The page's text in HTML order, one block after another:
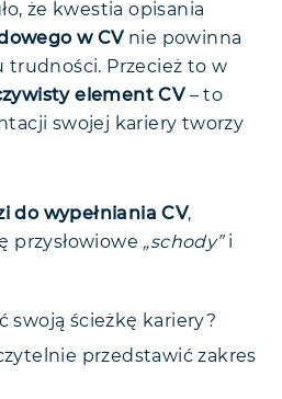
zawodowe w CV -
na danym
nazwa firmy
zawodowe w CV a
sobie z "lukami" w
zawodowym?
pracy a doświadczenie
pisać o obowiązkach
CV?
a doświadczenie
list motywacyjny?
przykładowe
doświadczenia
że kwestia opisania
w CVnie powinna
trudności. Przecież to w
element CV– to
swojej kariery tworzy
do wypełniania CV,
przysłowiowe „schody”i
swoją ścieżkę kariery?
przedstawić zakres